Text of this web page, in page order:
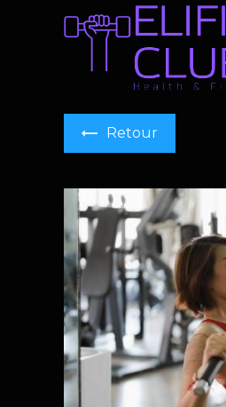
Retour
Panneau de gestion des cookies